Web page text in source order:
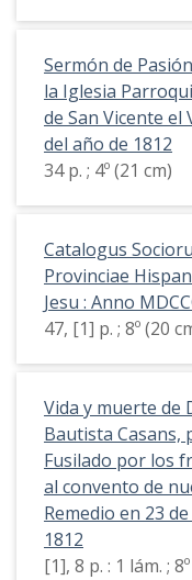
Sermón de
la Iglesia
de San Vicente el
del año de 1812
34 p. ; 4º (21 cm)
Catalogus
Provinciae
Jesu : Anno
47, [1] p. ; 8º (20
Vida y muerte de
Bautista Casans,
Fusilado por los
al convento de
Remedio en 23
1812
[1], 8 p. : 1 lám. ;